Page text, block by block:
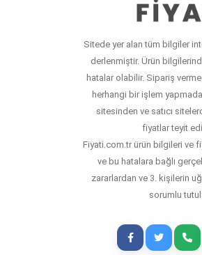
Sitede yer alan tüm bilgiler
derlenmiştir. Ürün
hatalar olabilir. Sipariş
herhangi bir işlem
sitesinden ve satıcı
fiyatlar teyit
Fiyati.com.tr ürün bilgileri ve
ve bu hatalara bağlı
zararlardan ve 3. kişilerin
sorumlu